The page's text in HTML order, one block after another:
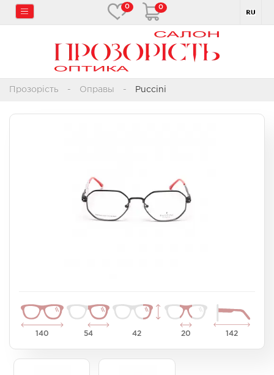
0 0
Прозорість Оправы Puccini
140 54 42 20 142